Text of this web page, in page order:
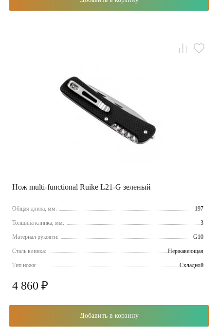
Нож multi-functional Ruike L21-G зеленый
Общая длина, мм: 197
Толщина клинка, мм: 3
Материал рукояти: G10
Сталь клинка: Нержавеющая
Тип ножа: Складной
4 860 ₽
Добавить в корзину